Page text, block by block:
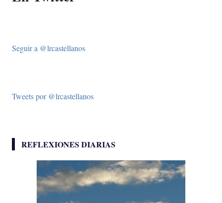
Seguir a @lrcastellanos
Tweets por @lrcastellanos
REFLEXIONES DIARIAS